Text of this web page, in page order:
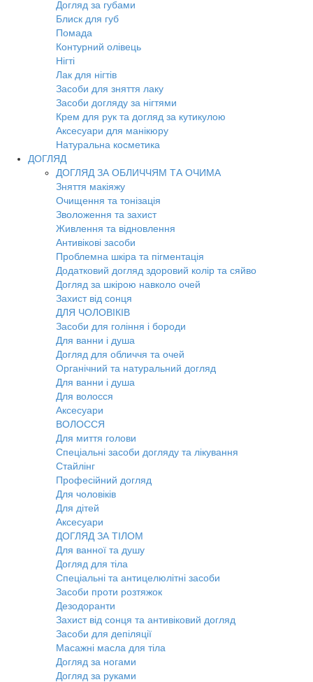
Догляд за губами
Блиск для губ
Помада
Контурний олівець
Нігті
Лак для нігтів
Засоби для зняття лаку
Засоби догляду за нігтями
Крем для рук та догляд за кутикулою
Аксесуари для манікюру
Натуральна косметика
ДОГЛЯД
ДОГЛЯД ЗА ОБЛИЧЧЯМ ТА ОЧИМА
Зняття макіяжу
Очищення та тонізація
Зволоження та захист
Живлення та відновлення
Антивікові засоби
Проблемна шкіра та пігментація
Додатковий догляд здоровий колір та сяйво
Догляд за шкірою навколо очей
Захист від сонця
ДЛЯ ЧОЛОВІКІВ
Засоби для гоління і бороди
Для ванни і душа
Догляд для обличчя та очей
Органічний та натуральний догляд
Для ванни і душа
Для волосся
Аксесуари
ВОЛОССЯ
Для миття голови
Спеціальні засоби догляду та лікування
Стайлінг
Професійний догляд
Для чоловіків
Для дітей
Аксесуари
ДОГЛЯД ЗА ТІЛОМ
Для ванної та душу
Догляд для тіла
Спеціальні та антицелюлітні засоби
Засоби проти розтяжок
Дезодоранти
Захист від сонця та антивіковий догляд
Засоби для депіляції
Масажні масла для тіла
Догляд за ногами
Догляд за руками